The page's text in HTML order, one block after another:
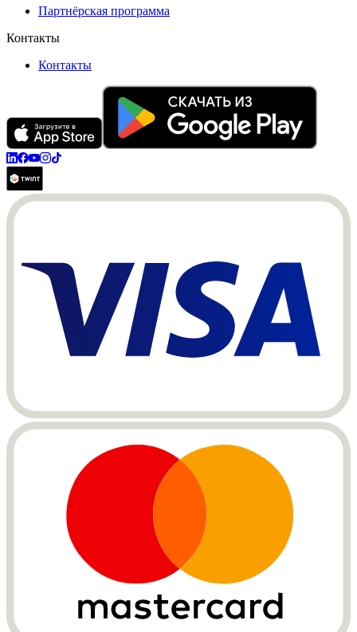
Партнёрская программа
Контакты
Контакты